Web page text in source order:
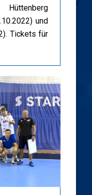
und
Tickets für